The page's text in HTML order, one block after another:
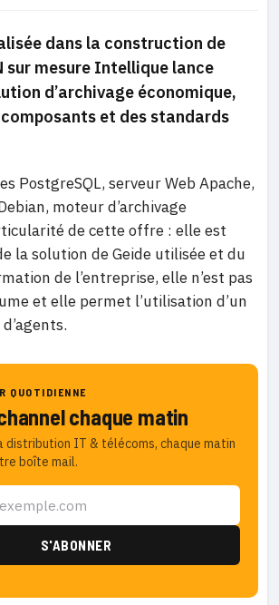
dans la construction de
sur mesure Intellique lance
d’archivage économique,
composants et des standards
PostgreSQL, serveur Web Apache,
moteur d’archivage
de cette offre : elle est
la solution de Geide utilisée et du
de l’entreprise, elle n’est pas
et elle permet l’utilisation d’un
QUOTIDIENNE
chaque matin
distribution IT & télécoms, chaque matin
boîte mail.